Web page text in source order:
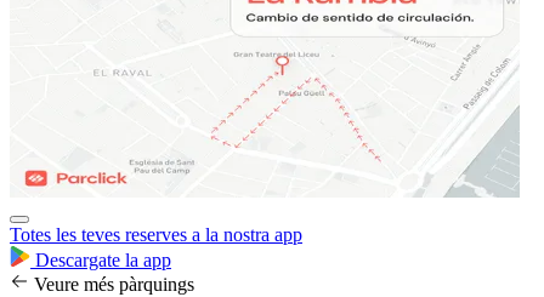
Totes les teves reserves a la nostra app
Descargate la app
Veure més pàrquings